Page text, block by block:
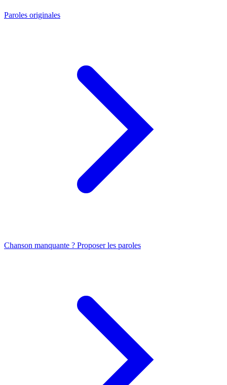
Paroles originales
Chanson manquante ? Proposer les paroles